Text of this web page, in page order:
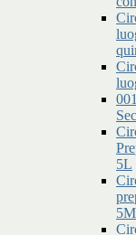
5L
5M